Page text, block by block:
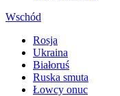
Wschód
Rosja
Ukraina
Białoruś
Ruska smuta
Łowcy onuc